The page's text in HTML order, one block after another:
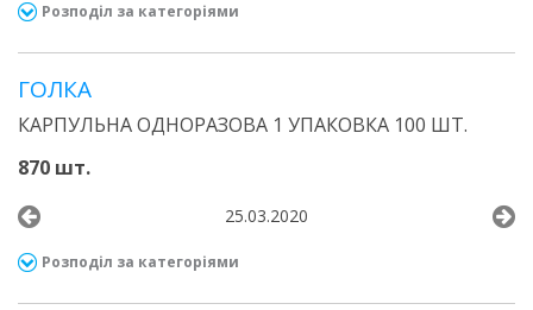
Розподіл за категоріями
ГОЛКА
КАРПУЛЬНА ОДНОРАЗОВА 1 УПАКОВКА 100 ШТ.
870 шт.
25.03.2020
Розподіл за категоріями